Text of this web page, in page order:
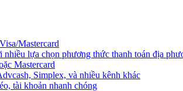
Mastercard
nhiều lựa chọn phương thức thanh toán địa
Mastercard
Simplex, và nhiều kênh khác
tài khoản nhanh chóng